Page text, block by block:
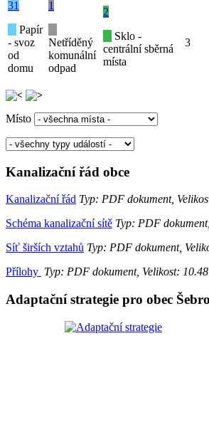
31
Papír
- svoz
od
domu
1
Netříděný
komunální
odpad
2
Sklo -
centrální sběrná
místa
3
Místo
Kanalizační řád obce
Kanalizační řád Typ: PDF dokument,
Schéma kanalizační sítě Typ: PDF
Síť širších vztahů Typ: PDF dokument,
Přílohy Typ: PDF dokument, Velikost:
Adaptační strategie pro obec